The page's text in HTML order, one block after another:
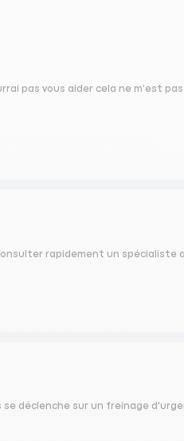
pas vous aider cela ne m'est
rapidement un spécialiste
se déclenche sur un freinage